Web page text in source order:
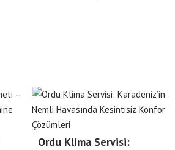
Ordu Klima Servisi: